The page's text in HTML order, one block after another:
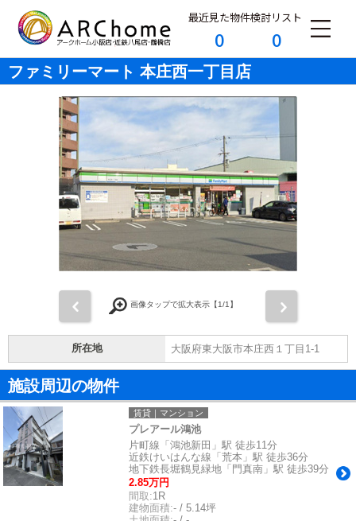
最近見た物件
0
検討リスト
0
ファミリーマート 本庄西一丁目店
画像タップで拡大表示【1/1】
所在地 大阪府東大阪市本庄西１丁目1-1
施設周辺の物件
賃貸｜マンション
プレアール鴻池
片町線「鴻池新田」駅 徒歩11分
近鉄けいはんな線「荒本」駅 徒歩36分
地下鉄長堀鶴見緑地「門真南」駅 徒歩39分
2.85万円
間取:1R
建物面積:- / 5.14坪